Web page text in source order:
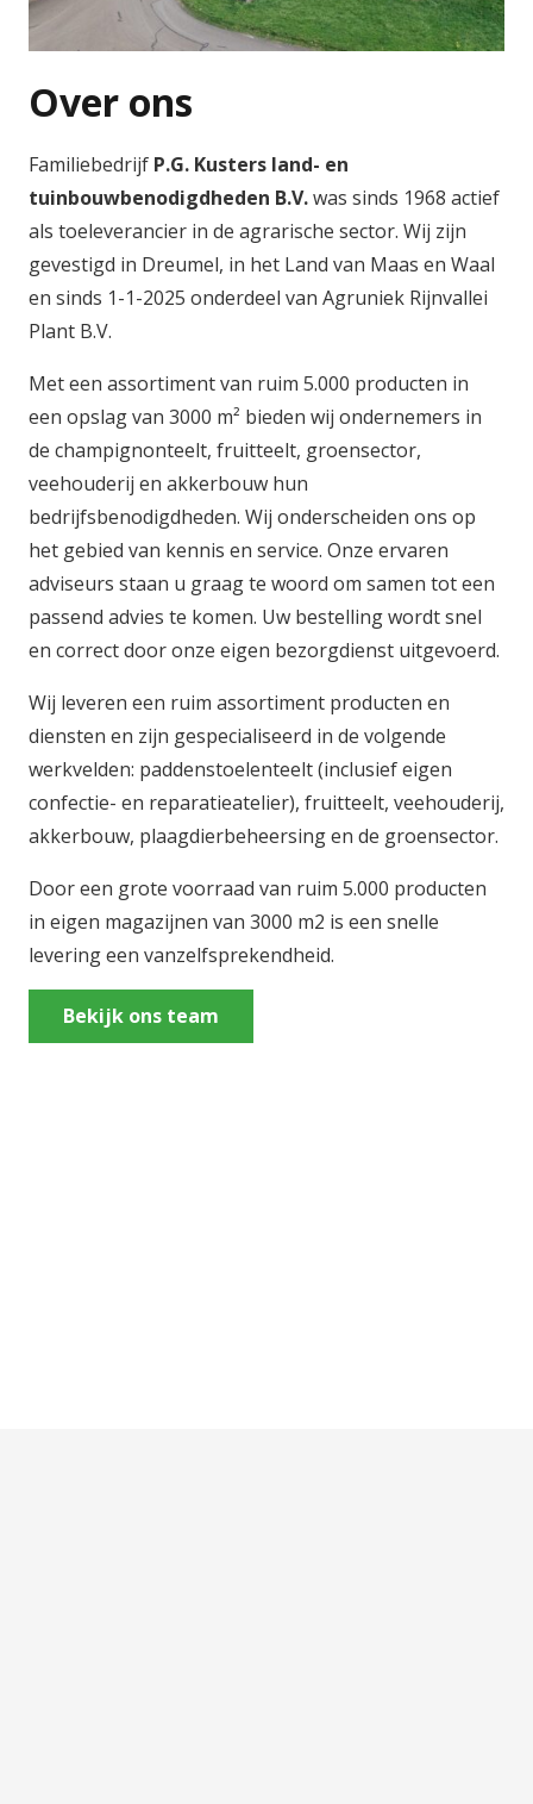
Over ons
Familiebedrijf P.G. Kusters land- en
tuinbouwbenodigdheden B.V.was sinds 1968 actief
als toeleverancier in de agrarische sector. Wij zijn
gevestigd in Dreumel, in het Land van Maas en Waal
en sinds 1-1-2025 onderdeel van Agruniek Rijnvallei
Plant B.V.
Met een assortiment van ruim 5.000 producten in
een opslag van 3000 m² bieden wij ondernemers in
de champignonteelt, fruitteelt, groensector,
veehouderij en akkerbouw hun
bedrijfsbenodigdheden. Wij onderscheiden ons op
het gebied van kennis en service. Onze ervaren
adviseurs staan u graag te woord om samen tot een
passend advies te komen. Uw bestelling wordt snel
en correct door onze eigen bezorgdienst uitgevoerd.
Wij leveren een ruim assortiment producten en
diensten en zijn gespecialiseerd in de volgende
werkvelden: paddenstoelenteelt (inclusief eigen
confectie- en reparatieatelier), fruitteelt, veehouderij,
akkerbouw, plaagdierbeheersing en de groensector.
Door een grote voorraad van ruim 5.000 producten
in eigen magazijnen van 3000 m2 is een snelle
levering een vanzelfsprekendheid.
Bekijk ons team